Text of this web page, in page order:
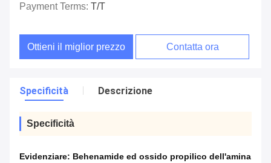
Payment Terms: T/T
Ottieni il miglior prezzo Contatta ora
Specificità Descrizione
Specificità
Evidenziare: Behenamide ed ossido propilico dell'amina